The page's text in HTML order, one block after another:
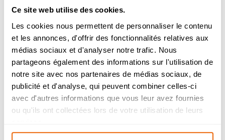
Ce site web utilise des cookies.
Les cookies nous permettent de personnaliser le contenu
et les annonces, d'offrir des fonctionnalités relatives aux
médias sociaux et d'analyser notre trafic. Nous
partageons également des informations sur l'utilisation de
notre site avec nos partenaires de médias sociaux, de
publicité et d'analyse, qui peuvent combiner celles-ci
avec d'autres informations que vous leur avez fournies
ou qu'ils ont collectées lors de votre utilisation de leurs
problème de santé publique, ainsi que leur
enthousiasme qui accompagne la participation à
un vrai concours.
Admission 2026
Bachelor Management Innovation et
Humanités : reprise de l’étude des
dossiers de candidature à partir du 26
août.
Bachelor Design d’Espace et Prépa
étudiés durant l’été.